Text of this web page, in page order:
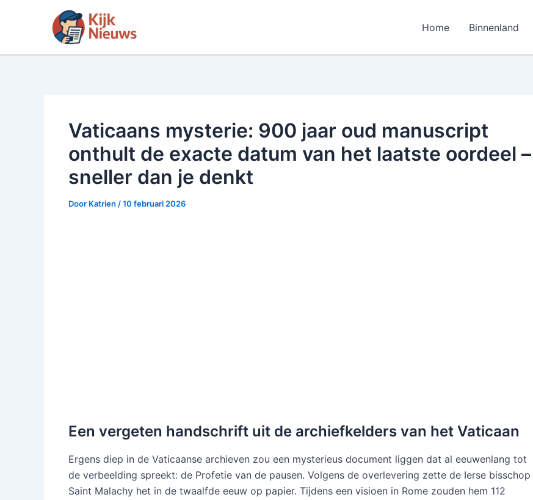
inhoud
Home Binnenland
Vaticaans mysterie: 900 jaar oud manuscript
onthult de exacte datum van het laatste oordeel –
sneller dan je denkt
Door Katrien /10 februari 2026
Een vergeten handschrift uit de archiefkelders van het Vaticaan
Ergens diep in de Vaticaanse archieven zou een mysterieus document liggen dat al eeuwenlang tot
de verbeelding spreekt: de Profetie van de pausen. Volgens de overlevering zette de Ierse bisschop
Saint Malachy het in de twaalfde eeuw op papier. Tijdens een visioen in Rome zouden hem 112